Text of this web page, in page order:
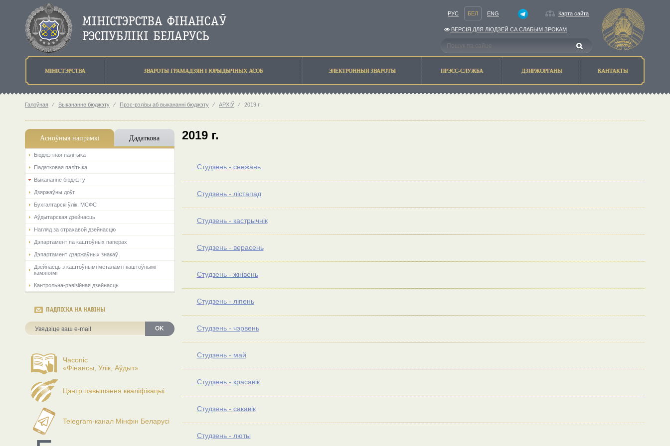
РУС БЕЛ ENG Карта сайта
ВЕРСIЯ ДЛЯ ЛЮДЗЕЙ СА СЛАБЫМ ЗРОКАМ
МIНIСТЭРСТВА ЗВАРОТЫ ГРАМАДЗЯН I ЮРЫДЫЧНЫХ АСОБ ЭЛЕКТРОННЫЯ ЗВАРОТЫ ПРЭСС-СЛУЖБА ДЗЯРЖОРГАНЫ КАНТАКТЫ
Галоўная ⁄ Выкананне бюджэту ⁄ Прэс-рэлізы аб выкананні бюджэту ⁄ АРХIЎ ⁄ 2019 г.
Асноўныя напрамкi Дадаткова
Бюджэтная палiтыка
Падатковая палітыка
Выкананне бюджэту
Дзяржаўны доўг
Бухгалтарскі ўлік. МСФС
Аўдытарская дзейнасць
Нагляд за страхавой дзейнасцю
Дэпартамент па каштоўных паперах
Дэпартамент дзяржаўных знакаў
Дзейнасць з каштоўнымі металамі і каштоўнымі
камянямі
Кантрольна-рэвізійная дзейнасць
ПАДПІСКА НА НАВІНЫ
OK
Часопіс
«Фінансы, Улік, Аўдыт»
Цэнтр павышэння кваліфікацыі
Telegram-канал Мінфін Беларусі
2019 г.
Студзень - снежань
Студзень - лістапад
Студзень - кастрычнік
Студзень - верасень
Студзень - жнівень
Студзень - ліпень
Студзень - чэрвень
Студзень - май
Студзень - красавік
Студзень - сакавік
Студзень - люты